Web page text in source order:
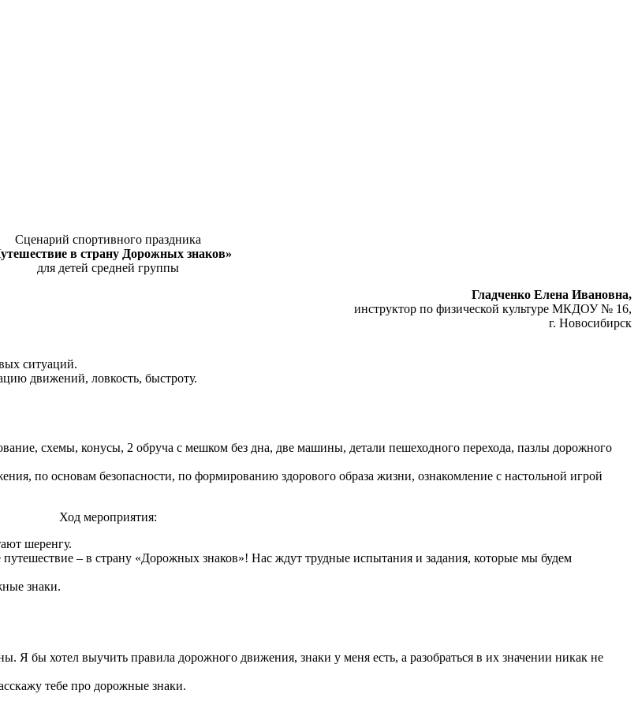
Сценарий спортивного праздника
в страну Дорожных знаков»
для детей средней группы
Гладченко Елена Ивановна,
инструктор по физической культуре МКДОУ № 16,
г. Новосибирск
ситуаций.
движений, ловкость, быстроту.
схемы, конусы, 2 обруча с мешком без дна, две машины, детали пешеходного перехода, пазлы дорожного
по основам безопасности, по формированию здорового образа жизни, ознакомление с настольной игрой
Ход мероприятия:
шеренгу.
– в страну «Дорожных знаков»! Нас ждут трудные испытания и задания, которые мы будем
знаки.
Я бы хотел выучить правила дорожного движения, знаки у меня есть, а разобраться в их значении никак не
тебе про дорожные знаки.